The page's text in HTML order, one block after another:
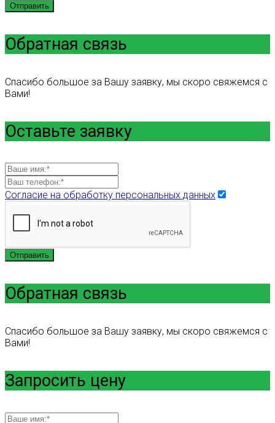
Отправить
Обратная связь
Спасибо большое за Вашу заявку, мы скоро свяжемся с
Вами!
Оставьте заявку
Согласие на обработку персональных данных
Отправить
Обратная связь
Спасибо большое за Вашу заявку, мы скоро свяжемся с
Вами!
Запросить цену